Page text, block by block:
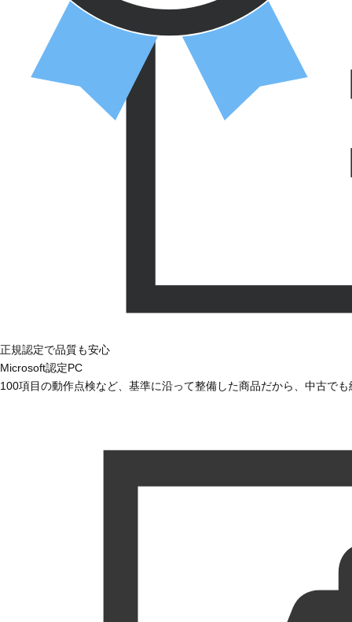
正規認定で品質も安心
Microsoft認定PC
100項目の動作点検など、基準に沿って整備した商品だから、中古で